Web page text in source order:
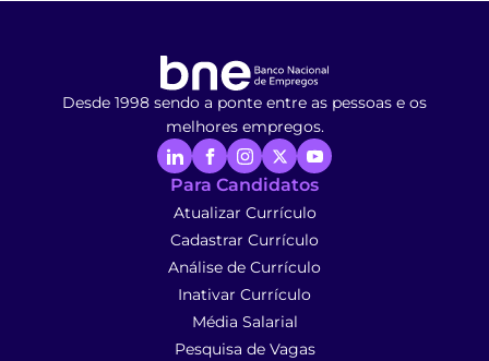
Desde 1998 sendo a ponte entre as pessoas e os
melhores empregos.
Para Candidatos
Atualizar Currículo
Cadastrar Currículo
Análise de Currículo
Inativar Currículo
Média Salarial
Pesquisa de Vagas